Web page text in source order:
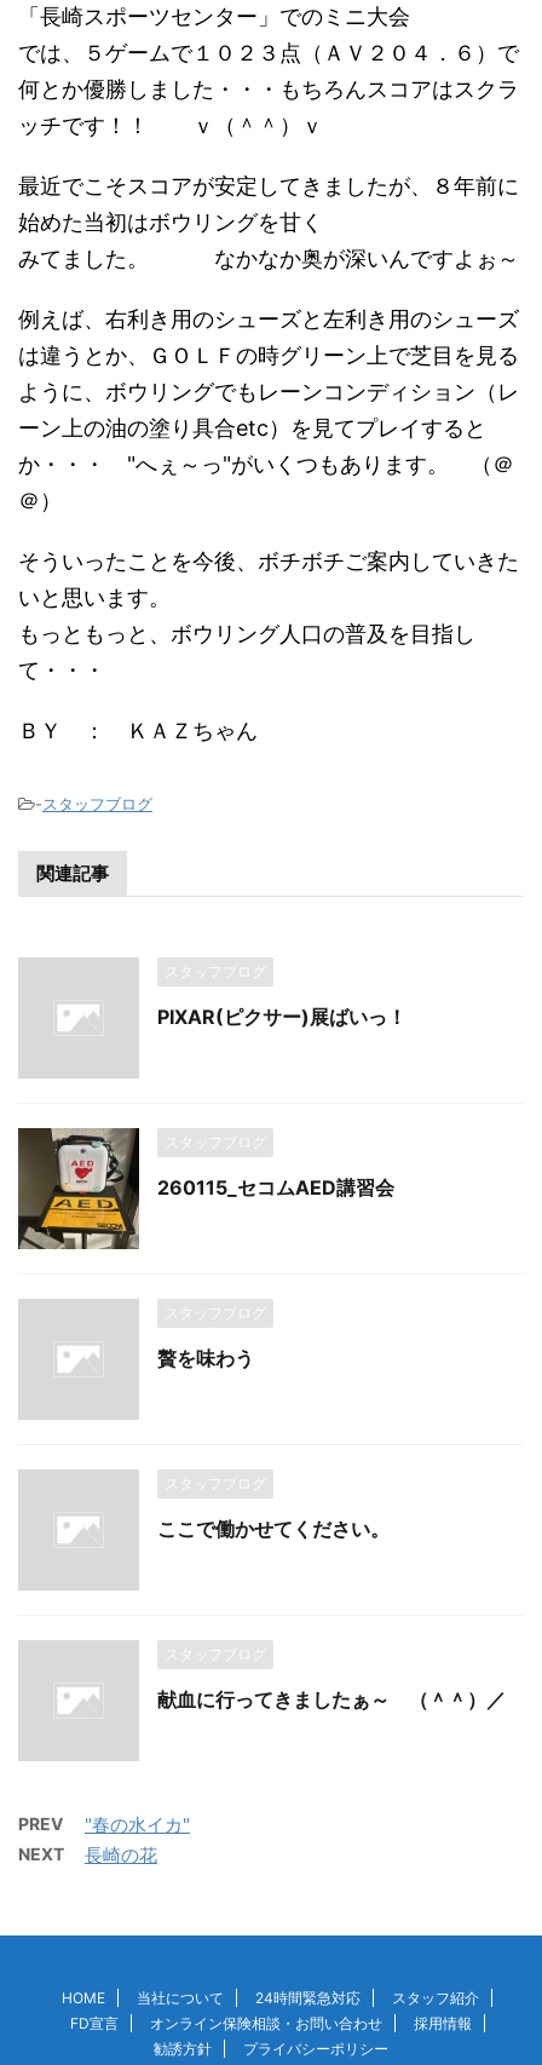
「長崎スポーツセンター」でのミニ大会
では、５ゲームで１０２３点（ＡＶ２０４．６）で
何とか優勝しました・・・もちろんスコアはスクラ
ッチです！！ ｖ（＾＾）ｖ
最近でこそスコアが安定してきましたが、８年前に
始めた当初はボウリングを甘く
みてました。 なかなか奥が深いんですよぉ～
例えば、右利き用のシューズと左利き用のシューズ
は違うとか、ＧＯＬＦの時グリーン上で芝目を見る
ように、ボウリングでもレーンコンディション（レ
ーン上の油の塗り具合etc）を見てプレイすると
か・・・ "へぇ～っ"がいくつもあります。 （＠
＠）
そういったことを今後、ボチボチご案内していきた
いと思います。
もっともっと、ボウリング人口の普及を目指し
て・・・
ＢＹ ： ＫＡＺちゃん
-スタッフブログ
関連記事
スタッフブログ
PIXAR(ピクサー)展ばいっ！
スタッフブログ
260115_セコムAED講習会
スタッフブログ
贅を味わう
スタッフブログ
ここで働かせてください。
スタッフブログ
献血に行ってきましたぁ～ （＾＾）／
PREV "春の水イカ"
NEXT 長崎の花
HOME 当社について 24時間緊急対応
スタッフ紹介
FD宣言
オンライン保険相談・お問い合わせ
採用情報
勧誘方針
プライバシーポリシー